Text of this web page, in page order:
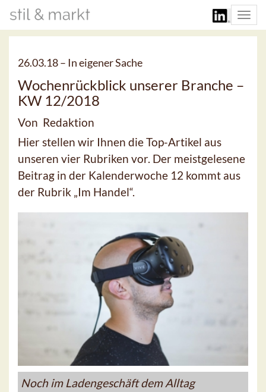
26.03.18 – In eigener Sache
Wochenrückblick unserer Branche –
KW 12/2018
Von Redaktion
Hier stellen wir Ihnen die Top-Artikel aus
unseren vier Rubriken vor. Der meistgelesene
Beitrag in der Kalenderwoche 12 kommt aus
der Rubrik „Im Handel“.
Noch im Ladengeschäft dem Alltag